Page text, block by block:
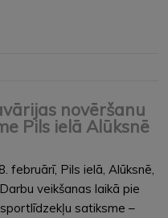
novēršanu
Pils ielā Alūksnē
februārī, Pils ielā, Alūksnē,
veikšanas laikā pie
satiksme –